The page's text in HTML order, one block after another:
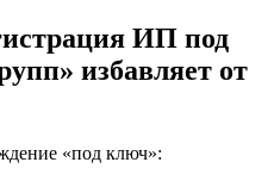
ИП под
избавляет от
«под ключ»: